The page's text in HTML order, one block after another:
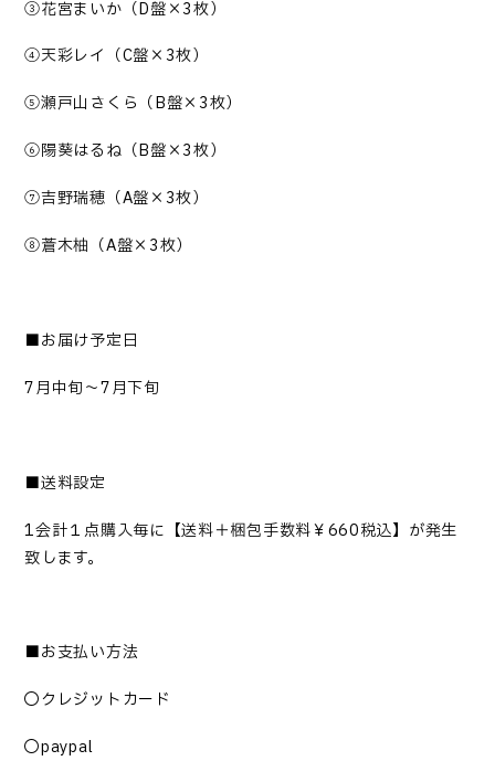
③花宮まいか（D盤×3枚）
④天彩レイ（C盤×3枚）
⑤瀬戸山さくら（B盤×3枚）
⑥陽葵はるね（B盤×3枚）
⑦吉野瑞穂（A盤×3枚）
⑧蒼木柚（A盤×3枚）
■お届け予定日
7月中旬～7月下旬
■送料設定
1会計１点購入毎に【送料＋梱包手数料￥660税込】が発生
致します。
■お支払い方法
◯クレジットカード
◯paypal